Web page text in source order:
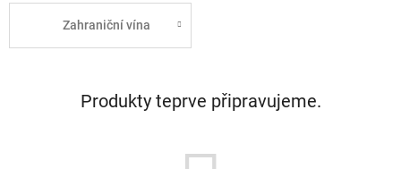
Zahraniční vína
Produkty teprve připravujeme.